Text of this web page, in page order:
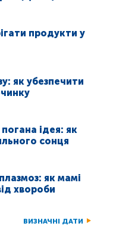
продукти у
як убезпечити
ідея: як
сонця
як мамі
хвороби
ВИЗНАЧНІ ДАТИ